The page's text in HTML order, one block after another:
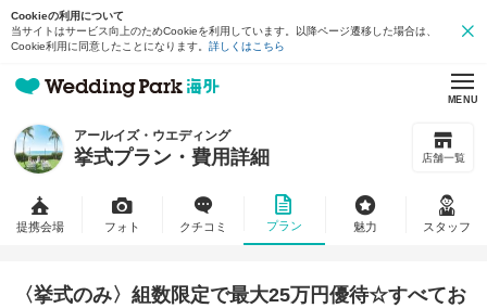
Cookieの利用について
当サイトはサービス向上のためCookieを利用しています。以降ページ遷移した場合は、
Cookie利用に同意したことになります。 詳しくはこちら
MENU
アールイズ・ウエディング
挙式プラン・費用詳細 店舗一覧
提携会場 フォト クチコミ プラン 魅力 スタッフ
〈挙式のみ〉組数限定で最大25万円優待☆すべてお